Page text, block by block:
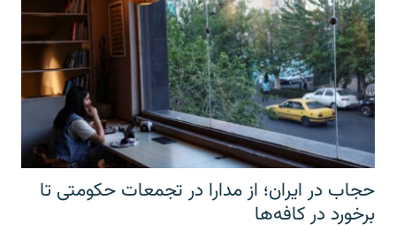
حجاب در ایران؛ از مدارا در تجمعات حکومتی تا
برخورد در کافه‌ها